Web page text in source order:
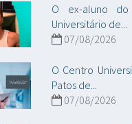
O ex-aluno do
Universitário de...
07/08/2026
O Centro
Patos de...
07/08/2026